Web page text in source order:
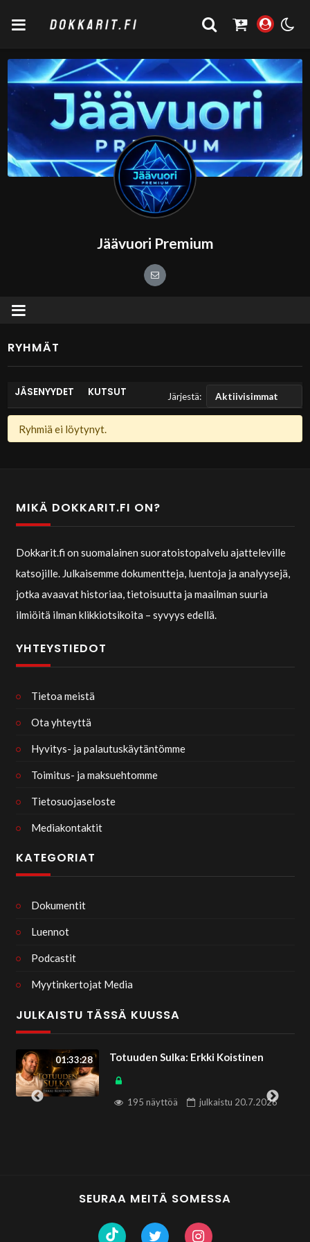
Jäävuori Premium
RYHMÄT
JÄSENYYDET KUTSUT Järjestä:
Jäsenen
Ryhmiä ei löytynyt.
MIKÄ DOKKARIT.FI ON?
Dokkarit.fi on suomalainen suoratoistopalvelu ajatteleville
katsojille. Julkaisemme dokumentteja, luentoja ja analyysejä,
jotka avaavat historiaa, tietoisuutta ja maailman suuria
ilmiöitä ilman klikkiotsikoita – syvyys edellä.
YHTEYSTIEDOT
Tietoa meistä
Ota yhteyttä
Hyvitys- ja palautuskäytäntömme
Toimitus- ja maksuehtomme
Tietosuojaseloste
Mediakontaktit
KATEGORIAT
Dokumentit
Luennot
Podcastit
Myytinkertojat Media
JULKAISTU TÄSSÄ KUUSSA
01:33:28 Totuuden Sulka: Erkki Koistinen
195 näyttöä julkaistu 20.7.2026
SEURAA MEITÄ SOMESSA